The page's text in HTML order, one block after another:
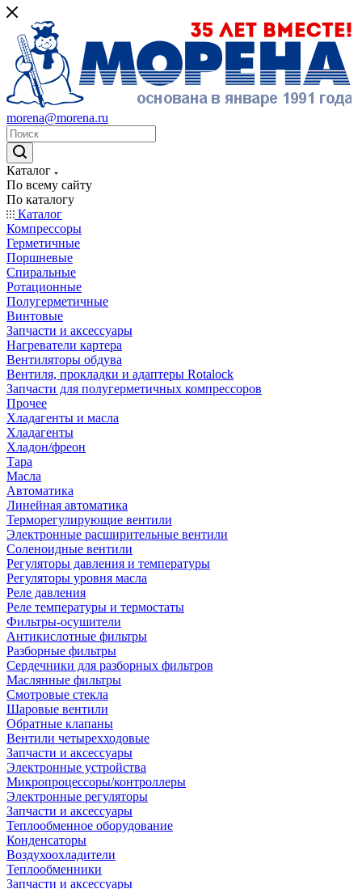
morena@morena.ru
Каталог
По всему сайту
По каталогу
Каталог
Компрессоры
Герметичные
Поршневые
Спиральные
Ротационные
Полугерметичные
Винтовые
Запчасти и аксессуары
Нагреватели картера
Вентиляторы обдува
Вентиля, прокладки и адаптеры Rotalock
Запчасти для полугерметичных компрессоров
Прочее
Хладагенты и масла
Хладагенты
Хладон/фреон
Тара
Масла
Автоматика
Линейная автоматика
Терморегулирующие вентили
Электронные расширительные вентили
Соленоидные вентили
Регуляторы давления и температуры
Регуляторы уровня масла
Реле давления
Реле температуры и термостаты
Фильтры-осушители
Антикислотные фильтры
Разборные фильтры
Сердечники для разборных фильтров
Маслянные фильтры
Смотровые стекла
Шаровые вентили
Обратные клапаны
Вентили четырехходовые
Запчасти и аксессуары
Электронные устройства
Микропроцессоры/контроллеры
Электронные регуляторы
Запчасти и аксессуары
Теплообменное оборудование
Конденсаторы
Воздухоохладители
Теплообменники
Запчасти и аксессуары